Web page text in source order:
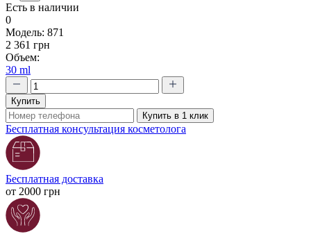
Есть в наличии
0
Модель: 871
2 361 грн
Объем:
30 ml
Купить
Купить в 1 клик
Бесплатная консультация косметолога
Бесплатная доставка
от 2000 грн